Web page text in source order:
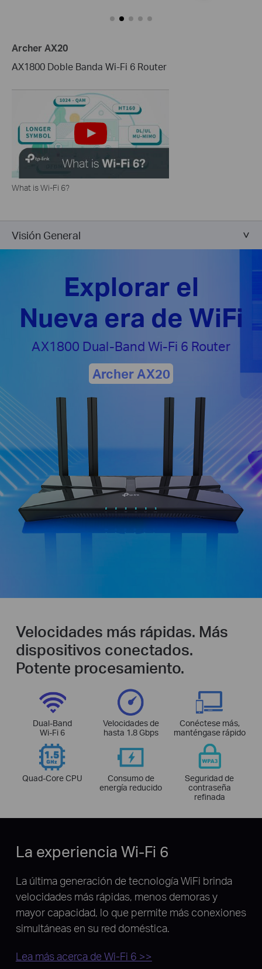
Archer AX20
AX1800 Doble Banda Wi-Fi 6 Router
What is Wi-Fi 6?
Visión General
Explorar el
Nueva era de WiFi
AX1800 Dual-Band Wi-Fi 6 Router
Archer AX20
Velocidades más rápidas. Más
dispositivos conectados.
Potente procesamiento.
Dual-Band
Wi-Fi 6
Velocidades de
hasta 1.8 Gbps
Conéctese más,
manténgase rápido
Quad-Core CPU
Consumo de
energía reducido
Seguridad de
contraseña
refinada
La experiencia Wi-Fi 6
La última generación de tecnología WiFi brinda
velocidades más rápidas, menos demoras y
mayor capacidad, lo que permite más conexiones
simultáneas en su red doméstica.
Lea más acerca de Wi-Fi 6 >>